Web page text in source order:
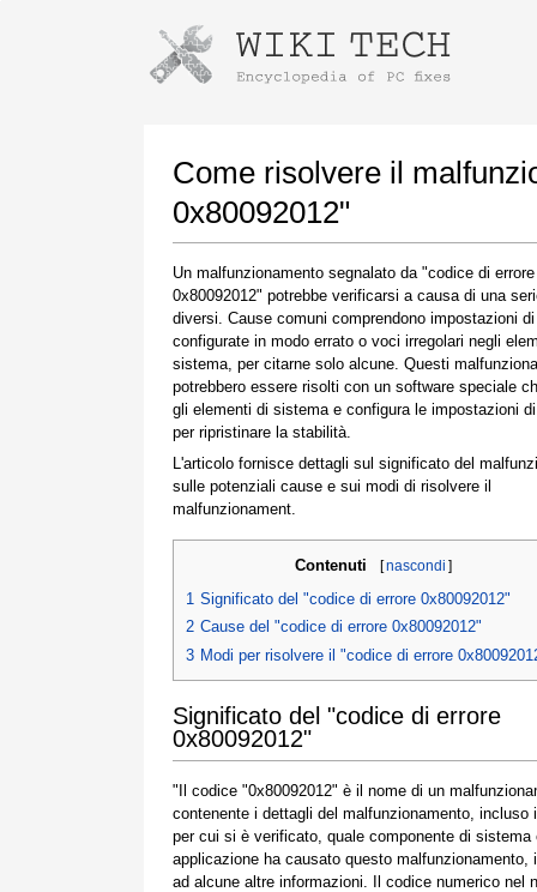
Come risolvere il
0x80092012"
Un malfunzionamento segnalato da "codice di errore
0x80092012" potrebbe verificarsi a causa di una
diversi. Cause comuni comprendono impostazioni
configurate in modo errato o voci irregolari negli
sistema, per citarne solo alcune. Questi
potrebbero essere risolti con un software speciale
gli elementi di sistema e configura le impostazioni
per ripristinare la stabilità.
L'articolo fornisce dettagli sul significato del
sulle potenziali cause e sui modi di risolvere il
malfunzionament.
Contenuti [nascondi ]
1 Significato del "codice di errore 0x80092012"
2 Cause del "codice di errore 0x80092012"
3 Modi per risolvere il "codice di errore
Significato del "codice di errore
0x80092012"
"Il codice "0x80092012" è il nome di un
contenente i dettagli del malfunzionamento, incluso
per cui si è verificato, quale componente di sistema
applicazione ha causato questo malfunzionamento,
ad alcune altre informazioni. Il codice numerico nel
Istruzioni per il download con
Una volta completato il download, fare clic sul
collegamento al file scaricato